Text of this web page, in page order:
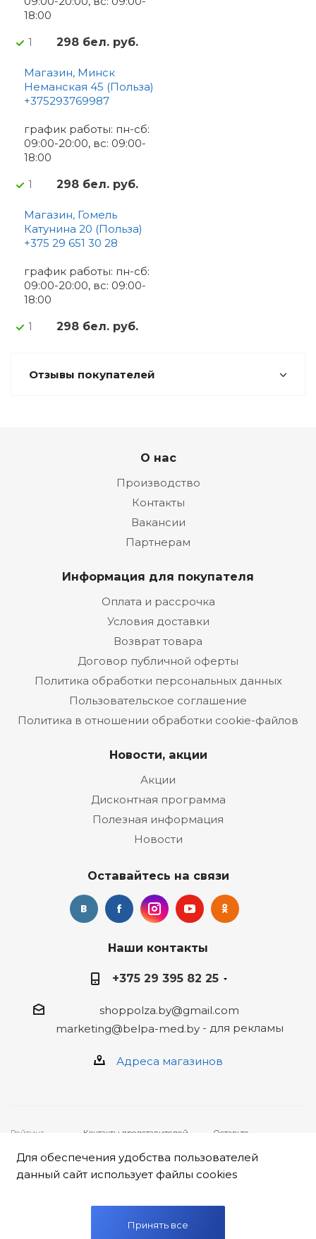
18:00
1 298 бел. руб.
Магазин, Минск
Неманская 45 (Польза)
+375293769987
график работы: пн-сб:
09:00-20:00, вс: 09:00-
18:00
1 298 бел. руб.
Магазин, Гомель
Катунина 20 (Польза)
+375 29 651 30 28
график работы: пн-сб:
09:00-20:00, вс: 09:00-
18:00
1 298 бел. руб.
Отзывы покупателей
О нас
Производство
Контакты
Вакансии
Партнерам
Информация для покупателя
Оплата и рассрочка
Условия доставки
Возврат товара
Договор публичной оферты
Политика обработки персональных данных
Пользовательское соглашение
Политика в отношении обработки cookie-файлов
Новости, акции
Акции
Дисконтная программа
Полезная информация
Новости
Оставайтесь на связи
Наши контакты
+375 29 395 82 25
shoppolza.by@gmail.com
marketing@belpa-med.by- для рекламы
Адреса магазинов
Рейтинг
основе
отзывов
клиентов
2026 © ООО
"Белпа-мед"
Контакты представителей,
обращения покупателей о
нарушении их прав:
• Администрация интернет-
магазина «Польза», ООО
Первомайского района г. Минск,
отдел торговли и услуг:
Оставьте
обращение,
заполнив
форму
Для обеспечения удобства пользователей
данный сайт использует файлы cookies
Принять все